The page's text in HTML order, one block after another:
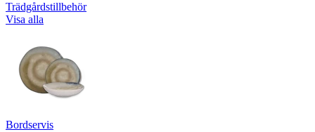
Trädgårdstillbehör
Visa alla
Bordservis